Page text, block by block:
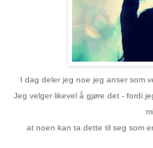
I dag deler jeg noe jeg anser som
Jeg velger likevel å gjøre det - fordi
at noen kan ta dette til seg som